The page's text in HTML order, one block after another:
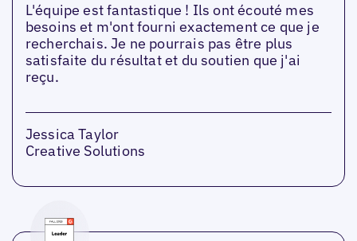
L'équipe est fantastique ! Ils ont écouté mes
besoins et m'ont fourni exactement ce que je
recherchais. Je ne pourrais pas être plus
satisfaite du résultat et du soutien que j'ai
reçu.
Jessica Taylor
Creative Solutions